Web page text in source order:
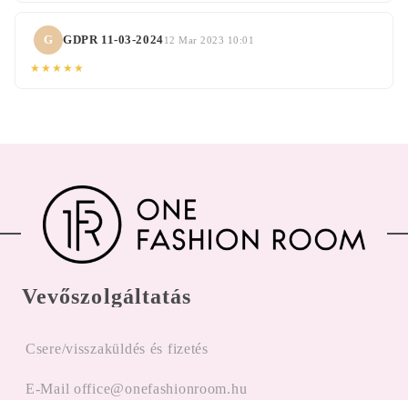
G GDPR 11-03-202412 Mar 2023 10:01
★★★★★
Vevőszolgáltatás
Csere/visszaküldés és fizetés
E-Mail office@onefashionroom.hu